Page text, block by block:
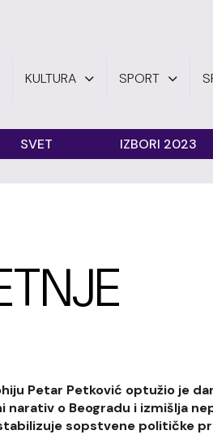
KULTURA SPORT
SVET IZBORI 2023
Petar Petković optužio je
o Beogradu i izmišlja
sopstvene političke